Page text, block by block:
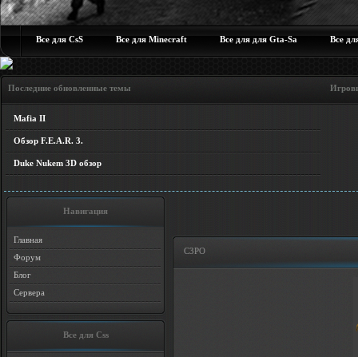
Все для CsS Все для Minecraft Все для для Gta-Sa Все
Последние обновленные темы Игровые
Mafia II
Обзор F.E.A.R. 3.
Duke Nukem 3D обзор
Навигация
Главная
Форум
Блог
Сервера
Все для Css
C3PO